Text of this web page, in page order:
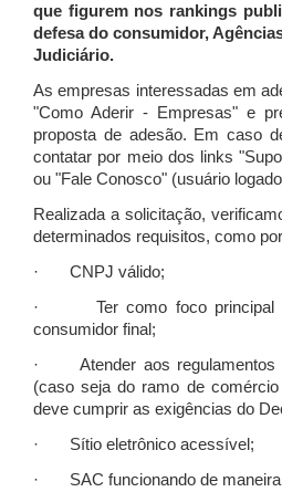
que figurem nos rankings
defesa do consumidor,
Judiciário.
As empresas interessadas em
"Como Aderir - Empresas" e
proposta de adesão. Em caso
contatar por meio dos links
ou "Fale Conosco" (usuário
Realizada a solicitação,
determinados requisitos, como
· CNPJ válido;
· Ter como foco principal o
consumidor final;
· Atender aos regulamentos
(caso seja do ramo de
deve cumprir as exigências do
· Sítio eletrônico acessível;
· SAC funcionando de maneira